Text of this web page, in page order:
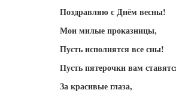
Поздравляю с Днём весны!
Мои милые проказницы,
Пусть исполнятся все сны!
Пусть пятерочки вам
За красивые глаза,